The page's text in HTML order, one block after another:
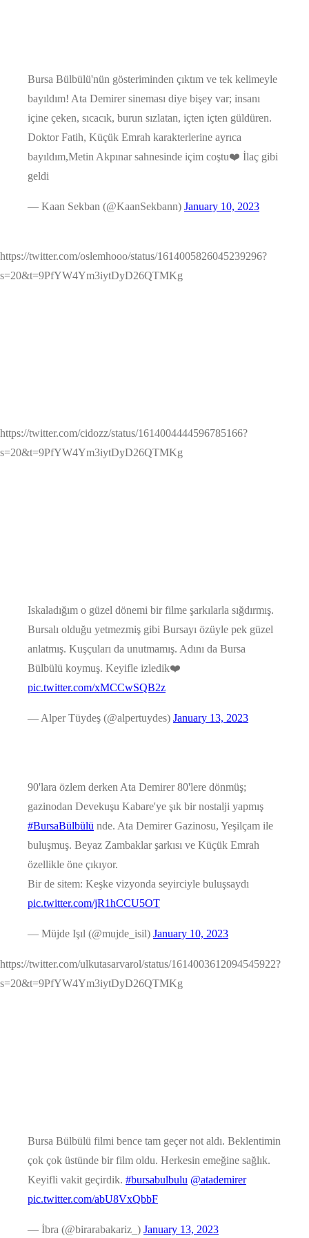
Bursa Bülbülü'nün gösteriminden çıktım ve tek kelimeyle
bayıldım! Ata Demirer sineması diye bişey var; insanı
içine çeken, sıcacık, burun sızlatan, içten içten güldüren.
Doktor Fatih, Küçük Emrah karakterlerine ayrıca
bayıldım,Metin Akpınar sahnesinde içim coştu❤️ İlaç gibi
geldi
— Kaan Sekban (@KaanSekbann) January 10, 2023
https://twitter.com/oslemhooo/status/1614005826045239296?
s=20&t=9PfYW4Ym3iytDyD26QTMKg
https://twitter.com/cidozz/status/1614004444596785166?
s=20&t=9PfYW4Ym3iytDyD26QTMKg
Iskaladığım o güzel dönemi bir filme şarkılarla sığdırmış.
Bursalı olduğu yetmezmiş gibi Bursayı özüyle pek güzel
anlatmış. Kuşçuları da unutmamış. Adını da Bursa
Bülbülü koymuş. Keyifle izledik❤️
pic.twitter.com/xMCCwSQB2z
— Alper Tüydeş (@alpertuydes) January 13, 2023
90'lara özlem derken Ata Demirer 80'lere dönmüş;
gazinodan Devekuşu Kabare'ye şık bir nostalji yapmış
#BursaBülbülü nde. Ata Demirer Gazinosu, Yeşilçam ile
buluşmuş. Beyaz Zambaklar şarkısı ve Küçük Emrah
özellikle öne çıkıyor.
Bir de sitem: Keşke vizyonda seyirciyle buluşsaydı
pic.twitter.com/jR1hCCU5OT
— Müjde Işıl (@mujde_isil) January 10, 2023
https://twitter.com/ulkutasarvarol/status/1614003612094545922?
s=20&t=9PfYW4Ym3iytDyD26QTMKg
Bursa Bülbülü filmi bence tam geçer not aldı. Beklentimin
çok çok üstünde bir film oldu. Herkesin emeğine sağlık.
Keyifli vakit geçirdik. #bursabulbulu @atademirer
pic.twitter.com/abU8VxQbbF
— İbra (@birarabakariz_) January 13, 2023